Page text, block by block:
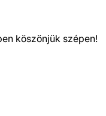
köszönjük szépen!